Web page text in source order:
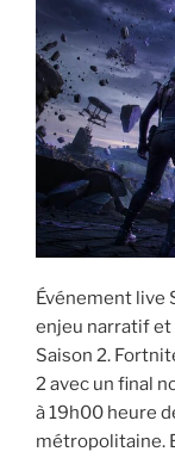
Événement live
enjeu narratif et
Saison 2.
2 avec un final
à 19h00 heure
métropolitaine.